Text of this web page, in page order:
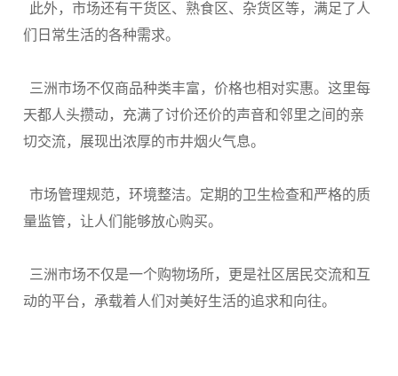
此外，市场还有干货区、熟食区、杂货区等，满足了人
们日常生活的各种需求。
三洲市场不仅商品种类丰富，价格也相对实惠。这里每
天都人头攒动，充满了讨价还价的声音和邻里之间的亲
切交流，展现出浓厚的市井烟火气息。
市场管理规范，环境整洁。定期的卫生检查和严格的质
量监管，让人们能够放心购买。
三洲市场不仅是一个购物场所，更是社区居民交流和互
动的平台，承载着人们对美好生活的追求和向往。